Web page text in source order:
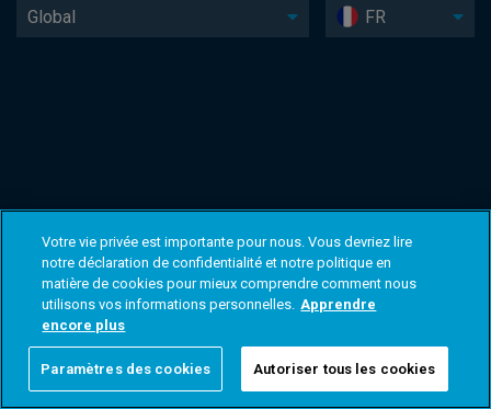
Global FR
Votre vie privée est importante pour nous. Vous devriez lire
notre déclaration de confidentialité et notre politique en
matière de cookies pour mieux comprendre comment nous
utilisons vos informations personnelles. Apprendre
encore plus
Paramètres des cookies Autoriser tous les cookies